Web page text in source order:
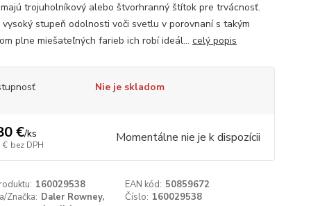
trojuholníkový alebo štvorhranný štítok pre trvácnosť.
vysoký stupeň odolnosti voči svetlu v porovnaní s takým
plne miešateľných farieb ich robí ideál... celý popis
Nie je skladom
€/ks
€ bez DPH Momentálne nie je k dispozícii
160029538 EAN kód: 50859672
Značka: Daler Rowney,
Číslo: 160029538